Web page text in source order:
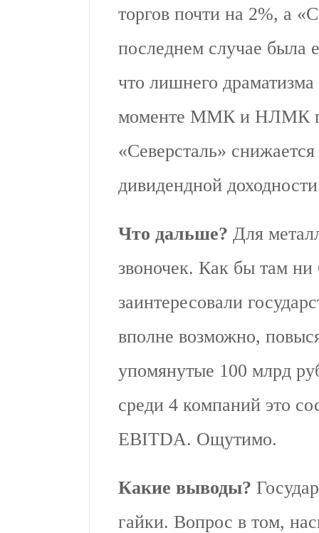
торгов почти на 2%, а
последнем случае была
что лишнего драматизма
моменте ММК и НЛМК
«Северсталь»
дивидендной
Что дальше? Для
звоночек. Как бы там
заинтересовали
вполне возможно,
упомянутые 100 млрд
среди 4 компаний это
EBITDA. Ощутимо.
Какие выводы?
гайки. Вопрос в том,